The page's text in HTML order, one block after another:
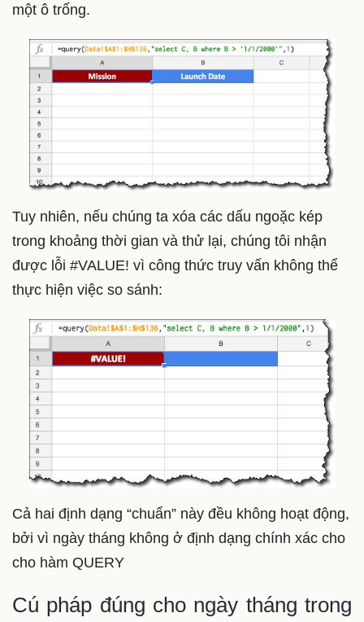
một ô trống.
Tuy nhiên, nếu chúng ta xóa các dấu ngoặc kép
trong khoảng thời gian và thử lại, chúng tôi nhận
được lỗi #VALUE! vì công thức truy vấn không thể
thực hiện việc so sánh:
Cả hai định dạng “chuẩn” này đều không hoạt động,
bởi vì ngày tháng không ở định dạng chính xác cho
cho hàm QUERY
Cú pháp đúng cho ngày tháng trong